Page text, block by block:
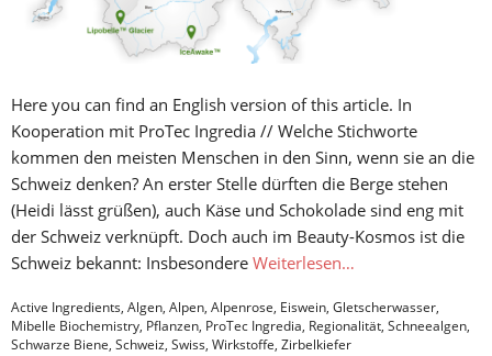
Here you can find an English version of this article. In
Kooperation mit ProTec Ingredia // Welche Stichworte
kommen den meisten Menschen in den Sinn, wenn sie an die
Schweiz denken? An erster Stelle dürften die Berge stehen
(Heidi lässt grüßen), auch Käse und Schokolade sind eng mit
der Schweiz verknüpft. Doch auch im Beauty-Kosmos ist die
Schweiz bekannt: Insbesondere Weiterlesen…
Active Ingredients, Algen, Alpen, Alpenrose, Eiswein, Gletscherwasser,
Mibelle Biochemistry, Pflanzen, ProTec Ingredia, Regionalität, Schneealgen,
Schwarze Biene, Schweiz, Swiss, Wirkstoffe, Zirbelkiefer